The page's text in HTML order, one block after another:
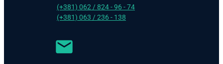
(+381) 062 / 824 - 96 - 74
(+381) 063 / 236 - 138